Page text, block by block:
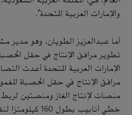
والإمارات العربية المتحدة".
أما عبدالعزيز الطويان، وهو مدير
تطوير مرافق الإنتاج في حقل
الإمارات العربية المتحدة أعدت
مرافق الإنتاج في حقل الحصباة
منصات لإنتاج الغاز ومنصتين